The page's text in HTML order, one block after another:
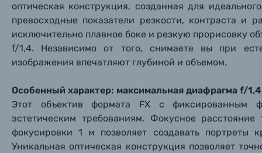
Тема
Ваш
Тема
Ваш
Вспышки для фотоаппаратов
Аксессуары для фото и видеокамер
Электроника
Материалы
Заказ
Вами с
Имя*
Номер
оптическая конструкция, созданная для
превосходные показатели резкости, контраста и
исключительно плавное боке и резкую прорисовку
f/1,4. Независимо от того, снимаете вы при
изображения впечатляют глубиной и объемом.
Особенный характер: максимальная диафрагма f/
Этот объектив формата FX с фиксированным
эстетическим требованиям. Фокусное
фокусировки 1 м позволяет создавать портреты
Уникальная оптическая конструкция позволяет
Тема
Ваш